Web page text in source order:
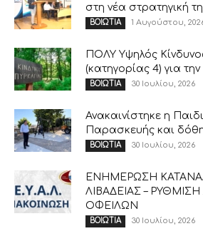
στη νέα στρατηγική
ΒΟΙΩΤΙΑ 1 Αυγούστου,
ΠΟΛΥ Υψηλός
(κατηγορίας 4) για
ΒΟΙΩΤΙΑ 30 Ιουλίου, 2026
Ανακαινίστηκε η
Παρασκευής και
ΒΟΙΩΤΙΑ 30 Ιουλίου, 2026
ΕΝΗΜΕΡΩΣΗ
ΛΙΒΑΔΕΙΑΣ –
ΟΦΕΙΛΩΝ
ΒΟΙΩΤΙΑ 30 Ιουλίου, 2026